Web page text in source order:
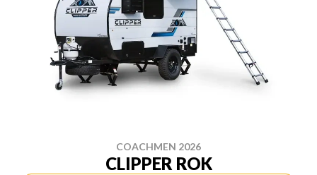
COACHMEN 2026
CLIPPER ROK